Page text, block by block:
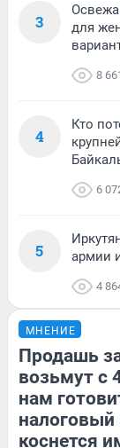
3
для
8
4
Кто
6
5
армии
4
МНЕНИЕ
Продашь
возьмут с
нам
налоговый
коснется